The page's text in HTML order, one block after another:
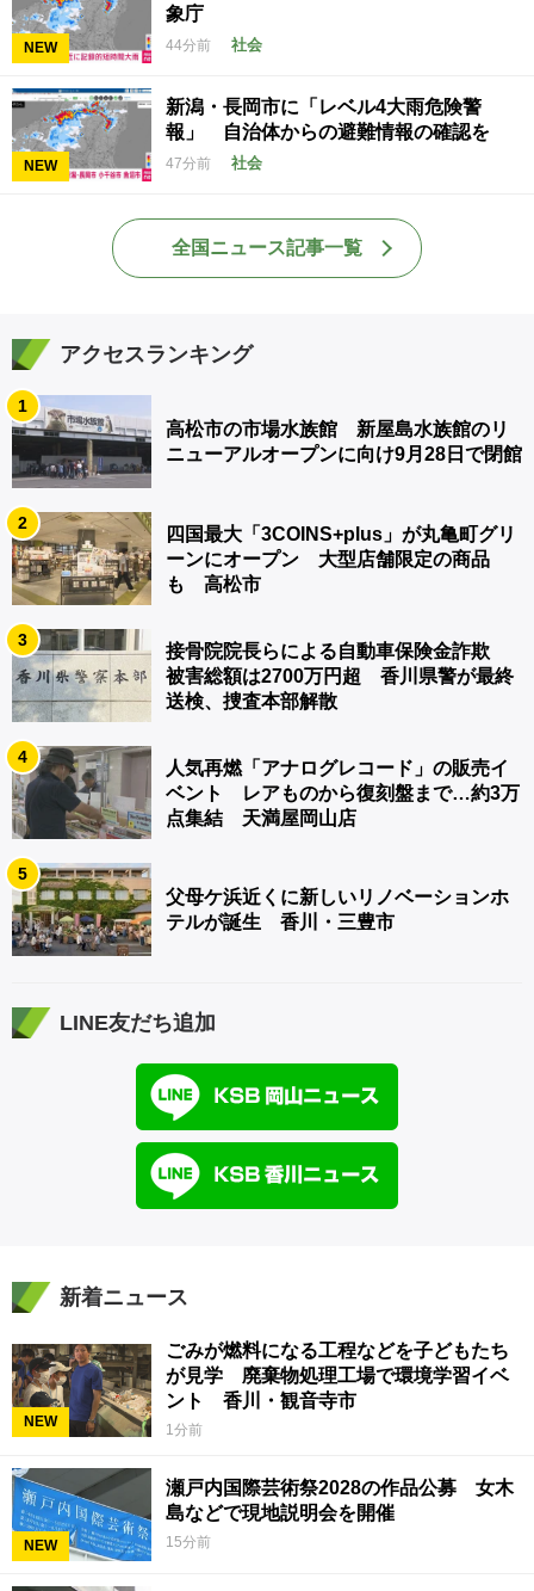
NEW
象庁
44分前 社会
NEW
新潟・長岡市に「レベル4大雨危険警
報」 自治体からの避難情報の確認を
47分前 社会
全国ニュース記事一覧
アクセスランキング
1
高松市の市場水族館 新屋島水族館のリ
ニューアルオープンに向け9月28日で閉館
2
四国最大「3COINS+plus」が丸亀町グリ
ーンにオープン 大型店舗限定の商品
も 高松市
3
接骨院院長らによる自動車保険金詐欺
被害総額は2700万円超 香川県警が最終
送検、捜査本部解散
4
人気再燃「アナログレコード」の販売イ
ベント レアものから復刻盤まで…約3万
点集結 天満屋岡山店
5
父母ケ浜近くに新しいリノベーションホ
テルが誕生 香川・三豊市
LINE友だち追加
新着ニュース
NEW
ごみが燃料になる工程などを子どもたち
が見学 廃棄物処理工場で環境学習イベ
ント 香川・観音寺市
1分前
NEW
瀬戸内国際芸術祭2028の作品公募 女木
島などで現地説明会を開催
15分前